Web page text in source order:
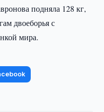
подняла 128 кг,
двоеборья с
мира.